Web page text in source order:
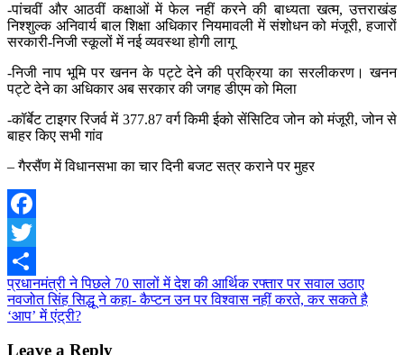
-पांचवीं और आठवीं कक्षाओं में फेल नहीं करने की बाध्यता खत्म, उत्तराखंड
निश्शुल्क अनिवार्य बाल शिक्षा अधिकार नियमावली में संशोधन को मंजूरी, हजारों
सरकारी-निजी स्कूलों में नई व्यवस्था होगी लागू
-निजी नाप भूमि पर खनन के पट्टे देने की प्रक्रिया का सरलीकरण। खनन
पट्टे देने का अधिकार अब सरकार की जगह डीएम को मिला
-कॉर्बेट टाइगर रिजर्व में 377.87 वर्ग किमी ईको सेंसिटिव जोन को मंजूरी, जोन से
बाहर किए सभी गांव
– गैरसैंण में विधानसभा का चार दिनी बजट सत्र कराने पर मुहर
Facebook
Twitter
Share
Post
navigation
प्रधानमंत्री ने पिछले 70 सालों में देश की आर्थिक रफ्तार पर सवाल उठाए
नवजोत सिंह सिद्धू ने कहा- कैप्टन उन पर विश्वास नहीं करते, कर सकते है
‘आप’ में एंट्री?
Leave a Reply